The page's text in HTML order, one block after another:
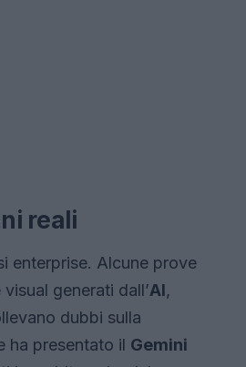
reali
enterprise. Alcune prove
visual generati dall’AI,
dubbi sulla
ha presentato il Gemini